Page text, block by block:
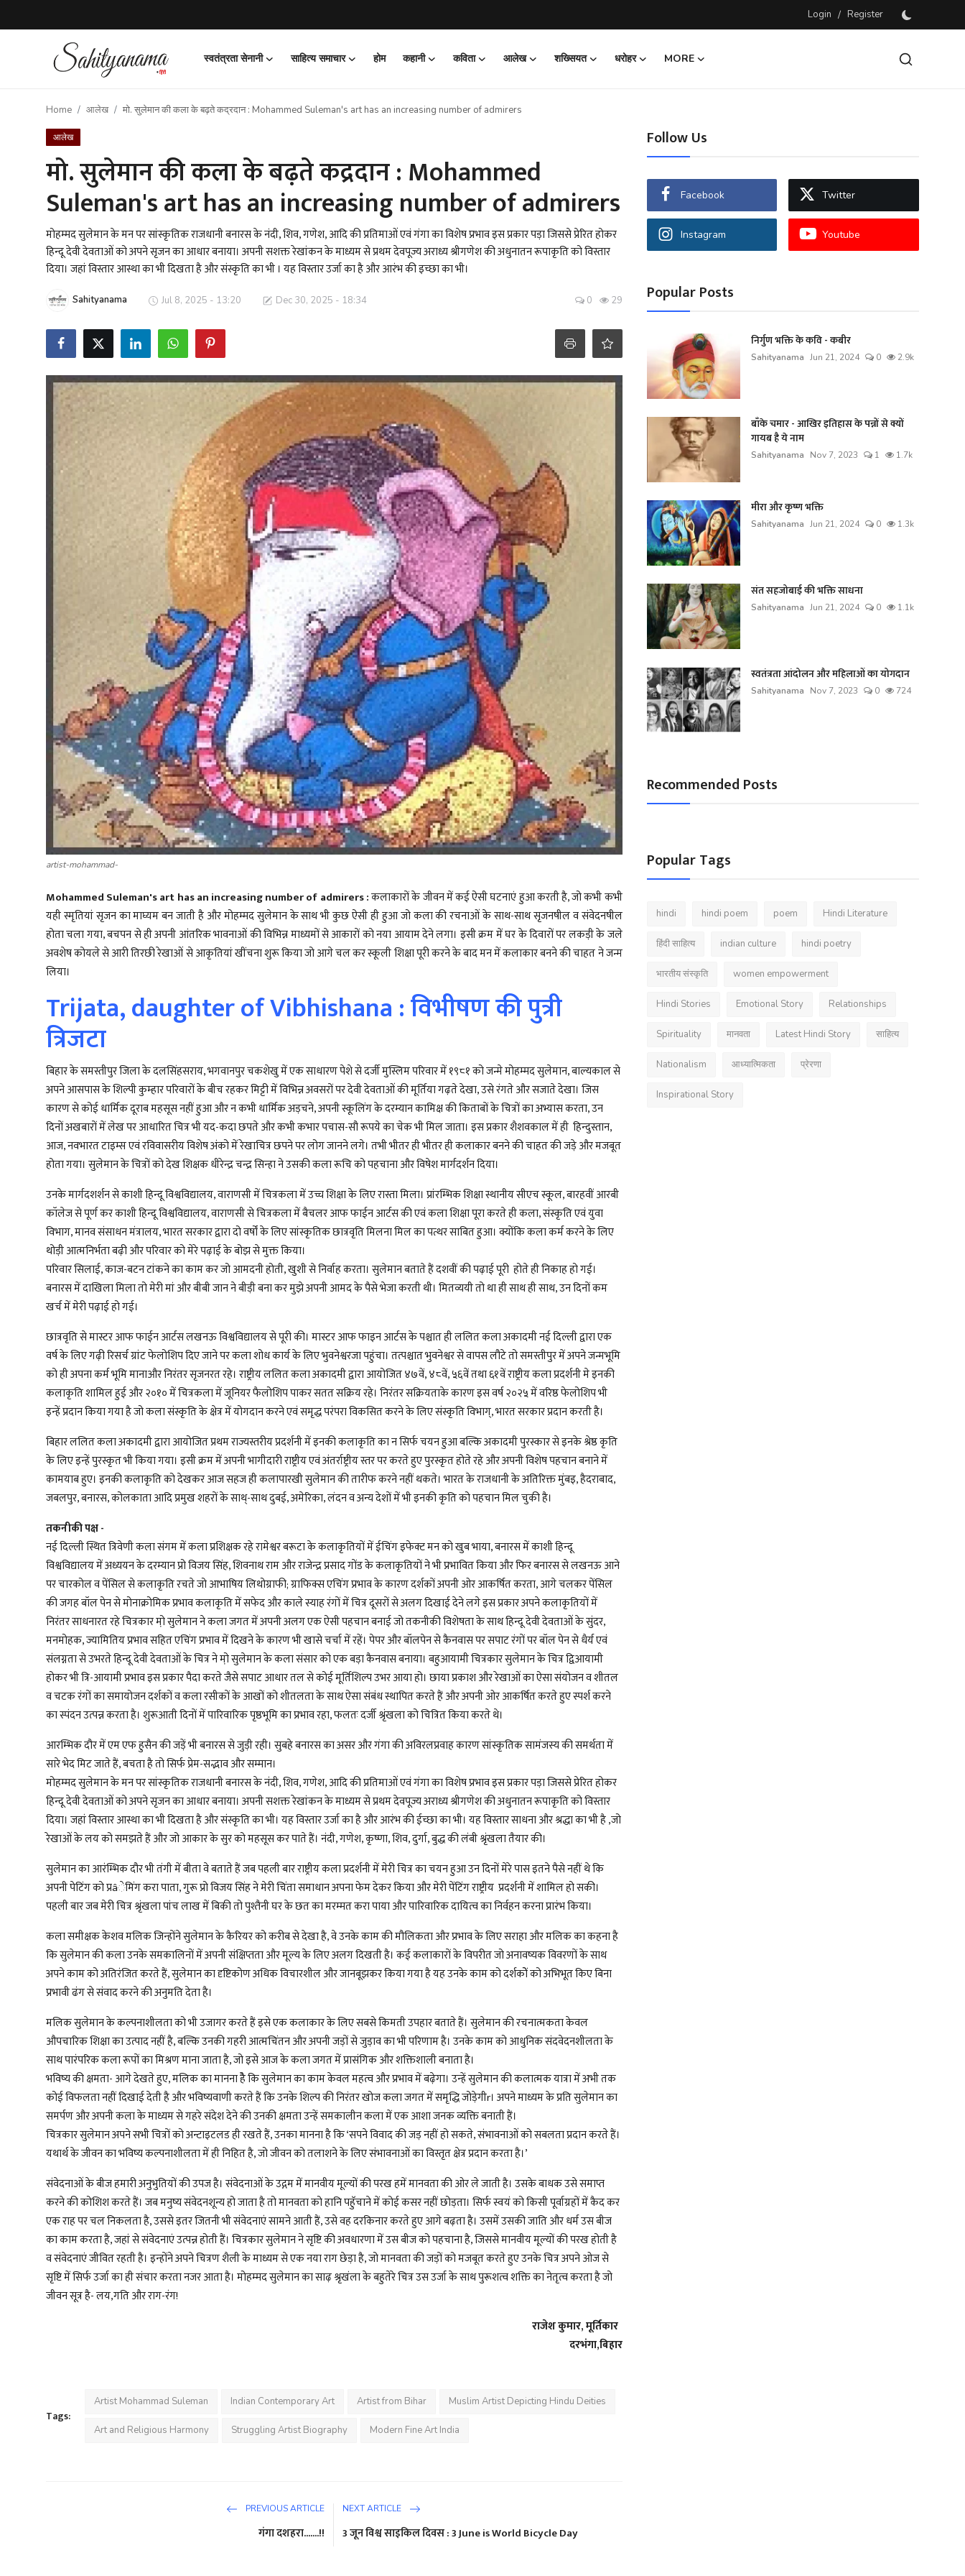
Login / Register
स्वतंत्रता सेनानी साहित्य समाचार होम कहानी कविता आलेख शख्सियत धरोहर
MORE
Register
साहित्य समाचार
शख्सियत
Home आलेख मो. सुलेमान की कला के बढ़ते कद्रदान : Mohammed Suleman's art has an increasing number of admirers
आलेख
मो. सुलेमान की कला के बढ़ते कद्रदान : Mohammed
Suleman's art has an increasing number of admirers
मोहम्मद सुलेमान के मन पर सांस्कृतिक राजधानी बनारस के नंदी, शिव, गणेश, आदि की प्रतिमाओं एवं गंगा का विशेष प्रभाव इस प्रकार पड़ा जिससे प्रेरित होकर
हिन्दू देवी देवताओं को अपने सृजन का आधार बनाया। अपनी सशक्त रेखांकन के माध्यम से प्रथम देवपूज्य अराध्य श्रीगणेश की अधुनातन रूपाकृति को विस्तार
दिया। जहां विस्तार आस्था का भी दिखता है और संस्कृति का भी । यह विस्तार उर्जा का है और आरंभ की इच्छा का भी।
Sahityanama Jul 8, 2025 - 13:20 Dec 30, 2025 - 18:34 0 29
artist-mohammad-
Mohammed Suleman's art has an increasing number of admirers :कलाकारों के जीवन में कई ऐसी घटनाएं हुआ करती है, जो कभी कभी
यही स्मृतियां सृजन का माघ्यम बन जाती है और मोहम्मद सुलेमान के साथ भी कुछ ऐसी ही हुआ जो कला की रचनाओं के साथ-साथ सृजनषील व संवेदनषील
होता चला गया, बचपन से ही अपनी आंतरिक भावनाओं की विभिन्न माध्यमों से आकारों को नया आयाम देने लगा। इसी क्रम में घर के दिवारों पर लकड़ी के जले
अवशेष कोयले से आरी तिरछी रेखाओं से आकृतियां खींचना शुरू किया जो आगे चल कर स्कूली शिक्षा पूरी करने के बाद मन में कलाकार बनने की चाहत ने जन्म
लिया।
Trijata, daughter of Vibhishana : विभीषण की पुत्री
त्रिजटा
बिहार के समस्तीपुर जिला के दलसिंहसराय, भगवानपुर चकशेखु में एक साधारण पेशे से दर्जी मुस्लिम परिवार में १९८१ को जन्मे मोहम्मद सुलेमान, बाल्यकाल से
अपने आसपास के शिल्पी कुम्हार परिवारों के बीच रहकर मिट्टी में विभिन्न अवसरों पर देवी देवताओं की मूर्तिया गढ़ते देखा, उसे रंगते और सजाते देखा। जिस
कारण से कोई धार्मिक दूराब महसूस नहीं हुआ और न कभी धार्मिक अड़चने, अपनी स्कूलिंग के दरम्यान कामिक्ष की किताबों के चित्रों का अभ्यास करता, उन
दिनों अखबारों में लेख पर आधारित चित्र भी यद-कदा छपते और कभी कभार पचास-सौ रूपये का चेक भी मिल जाता। इस प्रकार शैशवकाल में ही हिन्दुस्तान,
आज, नवभारत टाइम्स एवं रविवासरीय विशेष अंको में रेखाचित्र छपने पर लोग जानने लगे। तभी भीतर ही भीतर ही कलाकार बनने की चाहत की जड़े और मजबूत
होता गया। सुलेमान के चित्रों को देख शिक्षक धीरेन्द्र चन्द्र सिन्हा ने उसकी कला रूचि को पहचाना और विषेश मार्गदर्शन दिया।
उनके मार्गदशर्शन से काशी हिन्दू विश्वविद्यालय, वाराणसी में चित्रकला में उच्च शिक्षा के लिए रास्ता मिला। प्रांरम्भिक शिक्षा स्थानीय सीएच स्कूल, बारहवीं आरबी
कॉलेज से पूर्ण कर काशी हिन्दू विश्वविद्यालय, वाराणसी से चित्रकला में बैचलर आफ फाईन आर्टस की एवं कला शिक्षा पूरा करते ही कला, संस्कृति एवं युवा
विभाग, मानव संसाधन मंत्रालय, भारत सरकार द्वारा दो वर्षों के लिए सांस्कृतिक छात्रवृति मिलना मिल का पत्थर साबित हुआ। क्योंकि कला कर्म करने के लिए
थोड़ी आत्मनिर्भता बढ़ी और परिवार को मेरे पढ़ाई के बोझ से मुक्त किया।
परिवार सिलाई, काज-बटन टांकने का काम कर जो आमदनी होती, खुशी से निर्वाह करता। सुलेमान बताते हैं दशवीं की पढ़ाई पूरी होते ही निकाह हो गई।
बनारस में दाखिला मिला तो मेरी मां और बीबी जान ने बीड़ी बना कर मुझे अपनी आमद के पैसे भेजा करती थी। मितव्ययी तो था ही साथ ही साथ, उन दिनों कम
खर्च में मेरी पढ़ाई हो गई।
छात्रवृति से मास्टर आफ फाईन आर्टस लखनऊ विश्वविद्यालय से पूरी की। मास्टर आफ फाइन आर्टस के पश्चात ही ललित कला अकादमी नई दिल्ली द्वारा एक
वर्ष के लिए गढ़ी रिसर्च ग्रांट फेलोशिप दिए जाने पर कला शोध कार्य के लिए भुवनेश्वरजा पहुंचा। तत्पश्चात भुवनेश्वर से वापस लौटे तो समस्तीपुर में अपने जन्मभूमि
को ही अपना कर्म भूमि मानाऔर निरंतर सृजनरत रहे। राष्ट्रीय ललित कला अकादमी द्वारा आयोजित ४७वें, ४८वें, ५६वें तथा ६१वें राष्ट्रीय कला प्रदर्शनी मे इनकी
कलाकृति शामिल हुई और २०१० में चित्रकला में जूनियर फैलोशिप पाकर सतत सक्रिय रहे। निरंतर सक्रियताके कारण इस वर्ष २०२५ में वरिष्ठ फेलोशिप भी
इन्हें प्रदान किया गया है जो कला संस्कृति के क्षेत्र में योगदान करने एवं समृद्ध परंपरा विकसित करने के लिए संस्कृति विभाग्, भारत सरकार प्रदान करती है।
बिहार ललित कला अकादमी द्वारा आयोजित प्रथम राज्यस्तरीय प्रदर्शनी में इनकी कलाकृति का न सिर्फ चयन हुआ बल्कि अकादमी पुरस्कार से इनके श्रेष्ठ कृति
के लिए इन्हें पुरस्कृत भी किया गया। इसी क्रम में अपनी भागीदारी राष्ट्रीय एवं अंतर्राष्ट्रीय स्तर पर करते हुए पुरस्कृत होते रहे और अपनी विशेष पहचान बनाने में
कामयाब हुए। इनकी कलाकृति को देखकर आज सहज ही कलापारखी सुलेमान की तारीफ करने नहीं थकते। भारत के राजधानी के अतिरिक्त मुंबइ, हैदराबाद,
जबलपुर, बनारस, कोलकाता आदि प्रमुख शहरों के साथ्-साथ दुबई, अमेरिका, लंदन व अन्य देशों में भी इनकी कृति को पहचान मिल चुकी है।
तकनीकी पक्ष -
नई दिल्ली स्थित त्रिवेणी कला संगम में कला प्रशिक्षक रहे रामेश्वर बरूटा के कलाकृतियों में ईचिंग इफेक्ट मन को खुब भाया, बनारस में काशी हिन्दू
विश्वविद्यालय में अध्ययन के दरम्यान प्रो विजय सिंह, शिवनाथ राम और राजेन्द्र प्रसाद गोंड के कलाकृतियों ने भी प्रभावित किया और फिर बनारस से लखनऊ आने
पर चारकोल व पेंसिल से कलाकृति रचते जो आभाषिय लिथोग्राफी; ग्राफिक्स एचिंग प्रभाव के कारण दर्शकों अपनी ओर आकर्षित करता, आगे चलकर पेंसिल
की जगह बॉल पेन से मोनाक्रोमिक प्रभाव कलाकृति में सफेद और काले स्याह रंगों में चित्र दूसरों से अलग दिखाई देने लगे इस प्रकार अपने कलाकृतियों में
निरंतर साधनारत रहे चित्रकार मो़ सुलेमान ने कला जगत में अपनी अलग एक ऐसी पहचान बनाई जो तकनीकी विशेषता के साथ हिन्दू देवी देवताओं के सुंदर,
मनमोहक, ज्यामितिय प्रभाव सहित एचिंग प्रभाव में दिखने के कारण भी खासे चर्चा में रहें। पेपर और बॉलपेन से कैनवास पर सपाट रंगों पर बॉल पेन से धैर्य एवं
संलग्नता से उभरते हिन्दू देवी देवताओं के चित्र ने मो़ सुलेमान के कला संसार को एक बड़ा कैनवास बनाया। बहुआयामी चित्रकार सुलेमान के चित्र द्विआयामी
होकर भी त्रि-आयामी प्रभाव इस प्रकार पैदा करते जैसे सपाट आधार तल से कोई मूर्तिशिल्प उभर आया हो। छाया प्रकाश और रेखाओं का ऐसा संयोजन व शीतल
व चटक रंगों का समायोजन दर्शकों व कला रसीकों के आखों को शीतलता के साथ ऐसा संबंध स्थापित करते हैं और अपनी ओर आकर्षित करते हुए स्पर्श करने
का स्पंदन उत्पन्न करता है। शुरूआती दिनों में पारिवारिक पृष्ठभूमि का प्रभाव रहा, फलतः दर्जी श्रृंखला को चित्रित किया करते थे।
आरम्भिक दौर में एम एफ हुसैन की जड़ें भी बनारस से जुड़ी रही। सुबहे बनारस का असर और गंगा की अविरलप्रवाह कारण सांस्कृतिक सामंजस्य की समर्थता में
सारे भेद मिट जाते हैं, बचता है तो सिर्फ प्रेम-सद्भाव और सम्मान।
मोहम्मद सुलेमान के मन पर सांस्कृतिक राजधानी बनारस के नंदी, शिव, गणेश, आदि की प्रतिमाओं एवं गंगा का विशेष प्रभाव इस प्रकार पड़ा जिससे प्रेरित होकर
हिन्दू देवी देवताओं को अपने सृजन का आधार बनाया। अपनी सशक्त रेखांकन के माध्यम से प्रथम देवपूज्य अराध्य श्रीगणेश की अधुनातन रूपाकृति को विस्तार
दिया। जहां विस्तार आस्था का भी दिखता है और संस्कृति का भी। यह विस्तार उर्जा का है और आरंभ की ईच्छा का भी। यह विस्तार साधना और श्रद्धा का भी है ,जो
रेखाओं के लय को समझते हैं और जो आकार के सुर को महसूस कर पाते हैं। नंदी, गणेश, कृष्णा, शिव, दुर्गा, बुद्ध की लंबी श्रृंखला तैयार की।
सुलेमान का आरंम्भिक दौर भी तंगी में बीता वे बताते हैं जब पहली बार राष्ट्रीय कला प्रदर्शनी में मेरी चित्र का चयन हुआ उन दिनों मेरे पास इतने पैसे नहीं थे कि
अपनी पेटिंग को प्रâेमिंग करा पाता, गुरू प्रो विजय सिंह ने मेरी चिंता समाधान अपना फेम देकर किया और मेरी पेंटिंग राष्ट्रीय प्रदर्शनी में शामिल हो सकी।
पहली बार जब मेरी चित्र श्रृंखला पांच लाख में बिकी तो पुश्तैनी घर के छत का मरम्मत करा पाया और पारिवारिक दायित्व का निर्वहन करना प्रारंभ किया।
कला समीक्षक केशव मलिक जिन्होंने सुलेमान के कैरियर को करीब से देखा है, वे उनके काम की मौलिकता और प्रभाव के लिए सराहा और मलिक का कहना है
कि सुलेमान की कला उनके समकालिनों में अपनी संक्षिप्तता और मूल्य के लिए अलग दिखती है। कई कलाकारों के विपरीत जो अनावष्यक विवरणों के साथ
अपने काम को अतिरंजित करते हैं, सुलेमान का दृष्टिकोण अधिक विचारशील और जानबूझकर किया गया है यह उनके काम को दर्शकोें को अभिभूत किए बिना
प्रभावी ढंग से संवाद करने की अनुमति देता है।
मलिक सुलेमान के कल्पनाशीलता को भी उजागर करते हैं इसे एक कलाकार के लिए सबसे किमती उपहार बताते हैं। सुलेमान की रचनात्मकता केवल
औपचारिक शिक्षा का उत्पाद नहीं है, बल्कि उनकी गहरी आत्मचिंतन और अपनी जड़ों से जुड़ाव का भी परिणाम है। उनके काम को आधुनिक संदवेदनशीलता के
साथ पारंपरिक कला रूपों का मिश्रण माना जाता है, जो इसे आज के कला जगत में प्रासंगिक और शक्तिशाली बनाता है।
भविष्य की क्षमता- आगे देखते हुए, मलिक का मानना हेै कि सुलेमान का काम केवल महत्व और प्रभाव में बढ़ेगा। उन्हें सुलेमान की कलात्मक यात्रा में अभी तक
कोई विफलता नहीं दिखाई देती है और भविष्यवाणी करते हैं कि उनके शिल्प की निरंतर खोज कला जगत में समृद्धि जोड़ेगीr। अपने माध्यम के प्रति सुलेमान का
समर्पण और अपनी कला के माध्यम से गहरे संदेश देने की उनकी क्षमता उन्हें समकालीन कला में एक आशा जनक व्यक्ति बनाती हैं।
चित्रकार सुलेमान अपने सभी चित्रों को अन्टाइटलड ही रखते हैं, उनका मानना है कि ‘सपने विवाद की जड़ नहीं हो सकते, संभावनाओं को सबलता प्रदान करते हैं।
यथार्थ के जीवन का भविष्य कल्पनाशीलता में ही निहित है, जो जीवन को तलाशने के लिए संभावनाओं का विस्तृत क्षेत्र प्रदान करता है।’
संवेदनाओं के बीज हमारी अनुभुतियों की उपज है। संवेदनाओं के उद्गम में मानवीय मूल्यों की परख हमें मानवता की ओर ले जाती है। उसके बाधक उसे समाप्त
करने की कोशिश करते हैं। जब मनुष्य संवेदनशून्य हो जाता है तो मानवता को हानि पहॅुचाने में कोई कसर नहीं छोड़ता। सिर्फ स्वयं को किसी पूर्वाग्रहों में कैद कर
एक राह पर चल निकलता है, उससे इतर जितनी भी संवेदनाएं सामने आती हैं, उसे वह दरकिनार करते हुए आगे बढ़ता है। उसमें उसकी जाति और धर्म उस बीज
का काम करता है, जहां से संवेदनाएं उत्पन्न होती हैं। चित्रकार सुलेमान ने सृष्टि की अवधारणा में उस बीज को पहचाना है, जिससे मानवीय मूल्यों की परख होती है
व संवेदनाएं जीवित रहती है। इन्होंने अपने चित्रण शैली के माध्यम से एक नया राग छेड़ा है, जो मानवता की जड़ों को मजबूत करते हुए उनके चित्र अपने ओज से
सृष्टि में सिर्फ उर्जा का ही संचार करता नजर आता है। मोहम्मद सुलेमान का साढ़ श्रृखंला के बहुतेरे चित्र उस उर्जा के साथ पुरूशत्व शक्ति का नेतृत्व करता है जो
जीवन सूत्र है- लय,गति और राग-रंग!
राजेश कुमार, मूर्तिकार
दरभंगा,बिहार
Tags:
Artist Mohammad Suleman Indian Contemporary Art Artist from Bihar Muslim Artist Depicting Hindu Deities
Art and Religious Harmony Struggling Artist Biography Modern Fine Art India
PREVIOUS ARTICLE
गंगा दशहरा.......!!
NEXT ARTICLE
3 जून विश्व साइकिल दिवस : 3 June is World Bicycle Day
Follow Us
Facebook Twitter
Instagram Youtube
Popular Posts
निर्गुण भक्ति के कवि - कबीर
Sahityanama Jun 21, 2024 0 2.9k
बाँके चमार - आखिर इतिहास के पन्नों से क्यों
गायब है ये नाम
Sahityanama Nov 7, 2023 1 1.7k
मीरा और कृष्ण भक्ति
Sahityanama Jun 21, 2024 0 1.3k
संत सहजोबाई की भक्ति साधना
Sahityanama Jun 21, 2024 0 1.1k
स्वतंत्रता आंदोलन और महिलाओं का योगदान
Sahityanama Nov 7, 2023 0 724
Recommended Posts
Popular Tags
hindi hindi poem poem Hindi Literature
हिंदी साहित्य indian culture hindi poetry
भारतीय संस्कृति women empowerment
Hindi Stories Emotional Story Relationships
Spirituality मानवता Latest Hindi Story साहित्य
Nationalism आध्यात्मिकता प्रेरणा
Inspirational Story